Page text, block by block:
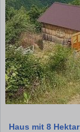
Haus mit 8